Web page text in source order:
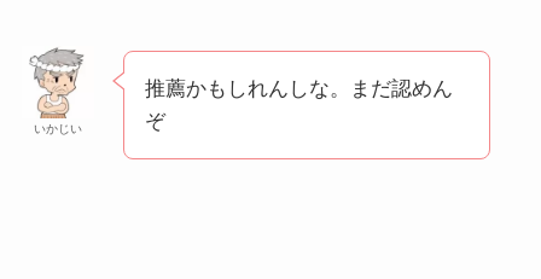
いかじい
推薦かもしれんしな。まだ認めん
ぞ